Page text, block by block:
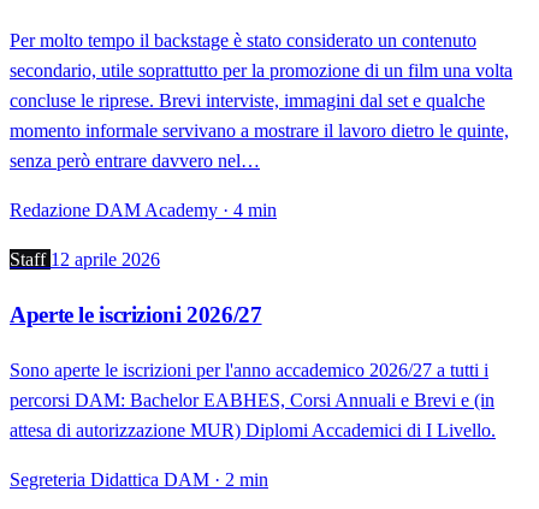
Per molto tempo il backstage è stato considerato un contenuto
secondario, utile soprattutto per la promozione di un film una volta
concluse le riprese. Brevi interviste, immagini dal set e qualche
momento informale servivano a mostrare il lavoro dietro le quinte,
senza però entrare davvero nel…
Redazione DAM Academy · 4 min
Staff 12 aprile 2026
Aperte le iscrizioni 2026/27
Sono aperte le iscrizioni per l'anno accademico 2026/27 a tutti i
percorsi DAM: Bachelor EABHES, Corsi Annuali e Brevi e (in
attesa di autorizzazione MUR) Diplomi Accademici di I Livello.
Segreteria Didattica DAM · 2 min